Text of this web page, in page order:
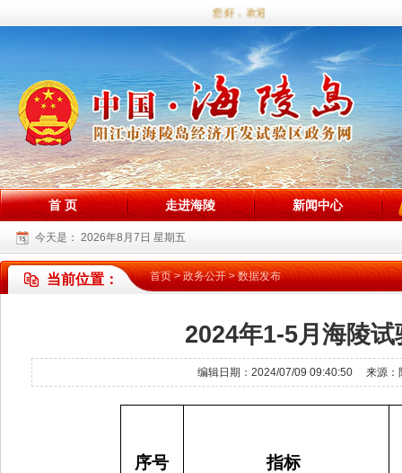
您好，欢迎访问海陵试验区政务网站！
首 页 走进海陵 新闻中心
今天是： 2026年8月7日 星期五
当前位置： 首页>政务公开>数据发布
2024年1-5月海陵
编辑日期：2024/07/09 09:40:50 来源：
序号 指标